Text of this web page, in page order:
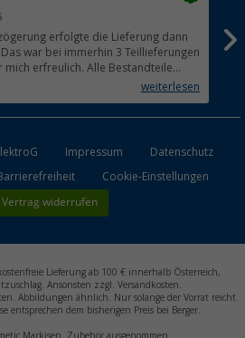
erfolgte die Lieferung dann
war bei immerhin 3 Teillieferungen
mich erfreulich. Alle Bestandteile
in Ordnung. Das Gerät (Gasgrill)weiterlesen
Impressum
Datenschutz
Cookie-Einstellungen
Vertrag widerrufen
Lieferung ab 100 € innerhalb Österreich,
Ansonsten zzgl. Versandkosten.
Abbildungen ähnlich. Nur solange der Vorrat reicht.
entsprechen dem bisherigen Preis bei Berger.
Markisen. Zubehör ausgenommen.